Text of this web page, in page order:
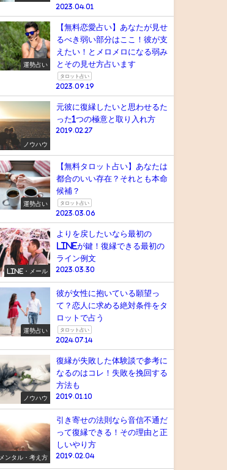
2023.04.01
運勢占い
【無料恋愛占い】あなたが見せ
るべき弱い部分はここ！彼が支
えたい！とメロメロになる弱み
とその見せ方占います
タロット占い
2023.09.19
ノウハウ
元彼に復縁したいと思わせるた
った1つの極意と取り入れ方
2019.02.27
運勢占い
【無料タロット占い】あなたは
都合のいい存在？それとも本命
候補？
タロット占い
2023.03.06
LINE・メール
よりを戻したいなら最初の
lineが鍵！復縁できる最初の
ライン例文
2023.03.30
運勢占い
彼が女性に抱いている願望っ
て？恋人に求める絶対条件をタ
ロットで占う
タロット占い
2024.07.14
ノウハウ
復縁が失敗した体験談で参考に
なるのはコレ！失敗を挽回する
方法も
2019.01.10
メンタル・考え方
引き寄せの法則なら音信不通だ
って復縁できる！その理由と正
しいやり方
2019.02.04